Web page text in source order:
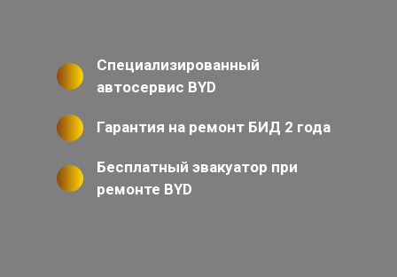
Специализированный
автосервис BYD
Гарантия на ремонт БИД 2 года
Бесплатный эвакуатор при
ремонте BYD